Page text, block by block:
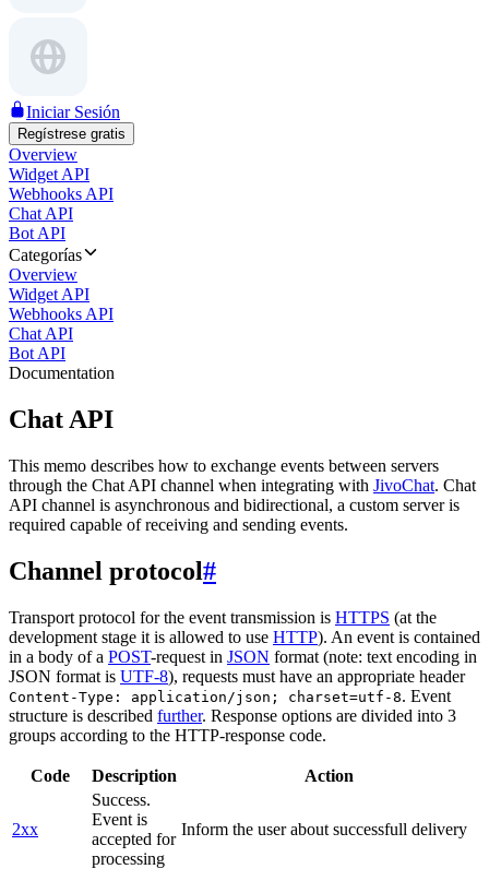
Iniciar Sesión
Regístrese gratis
Overview
Widget API
Webhooks API
Chat API
Bot API
Categorías
Overview
Widget API
Webhooks API
Chat API
Bot API
Documentation
Chat API
This memo describes how to exchange events between servers
through the Chat API channel when integrating with JivoChat. Chat
API channel is asynchronous and bidirectional, a custom server is
required capable of receiving and sending events.
Channel protocol#
Transport protocol for the event transmission is HTTPS (at the
development stage it is allowed to use HTTP). An event is contained
in a body of a POST-request in JSON format (note: text encoding in
JSON format is UTF-8), requests must have an appropriate header
Content-Type: application/json; charset=utf-8. Event
structure is described further. Response options are divided into 3
groups according to the HTTP-response code.
Code Description Action
2xx
Success.
Event is
accepted for
processing
Inform the user about successfull delivery